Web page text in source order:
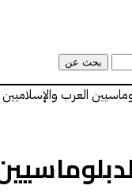
بحث عن
العرب